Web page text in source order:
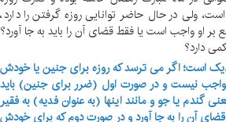
ولی در حال حاضر توانایی روزه گرفتن را دارد،
او واجب است یا فقط قضای آن را باید به جا آورد؟
دارد؟
است؛ اگر می ترسد که روزه برای جنین یا خودش
واجب نیست و در صورت اول (ضرر برای جنین) باید
گندم یا جو و مانند اینها (به عنوان فدیه) به فقیر
قضای آن را به جا آورد و در صورت دوم که برای خودش